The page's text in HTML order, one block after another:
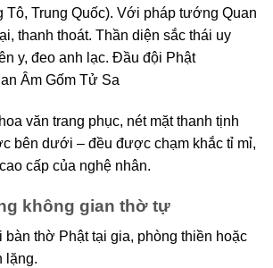
Tô, Trung Quốc). Với pháp tướng Quan
thanh thoát. Thần diện sắc thái uy
y, đeo anh lạc. Đầu đội Phật
Âm Gốm Tử Sa
văn trang phục, nét mặt thanh tịnh
bên dưới – đều được chạm khắc tỉ mỉ,
cấp của nghệ nhân.
không gian thờ tự
bàn thờ Phật tại gia, phòng thiền hoặc
lặng.